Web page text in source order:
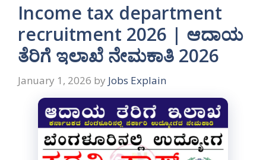
Income tax department
recruitment 2026 | ಆದಾಯ
ತೆರಿಗೆ ಇಲಾಖೆ ನೇಮಕಾತಿ 2026
January 1, 2026 by Jobs Explain